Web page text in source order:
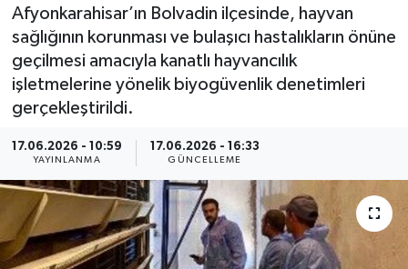
Afyonkarahisar’ın Bolvadin ilçesinde, hayvan
sağlığının korunması ve bulaşıcı hastalıkların önüne
geçilmesi amacıyla kanatlı hayvancılık
işletmelerine yönelik biyogüvenlik denetimleri
gerçekleştirildi.
17.06.2026 - 10:59
YAYINLANMA
17.06.2026 - 16:33
GÜNCELLEME
Son Dakika Haberleri
Haber Arşivi